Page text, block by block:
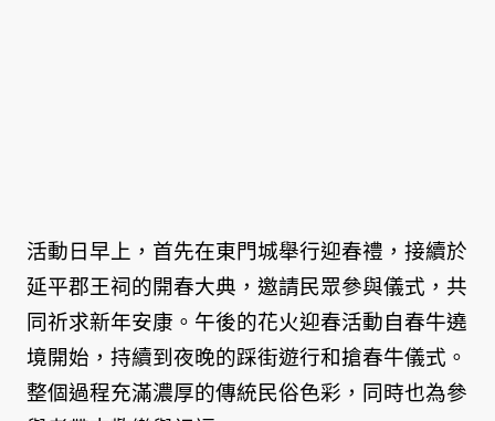
活動日早上，首先在東門城舉行迎春禮，接續於
延平郡王祠的開春大典，邀請民眾參與儀式，共
同祈求新年安康。午後的花火迎春活動自春牛遶
境開始，持續到夜晚的踩街遊行和搶春牛儀式。
整個過程充滿濃厚的傳統民俗色彩，同時也為參